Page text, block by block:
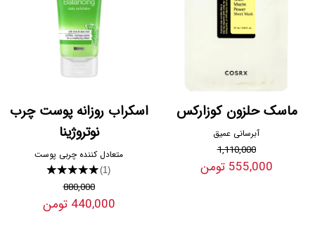
ماسک حلزون کوزارکس
آبرسانی عمیق
1,110,000
555,000 تومن
اسکراب روزانه پوست چرب
نوتروژینا
متعادل کننده چربی پوست
★★★★★(1)
880,000
440,000 تومن